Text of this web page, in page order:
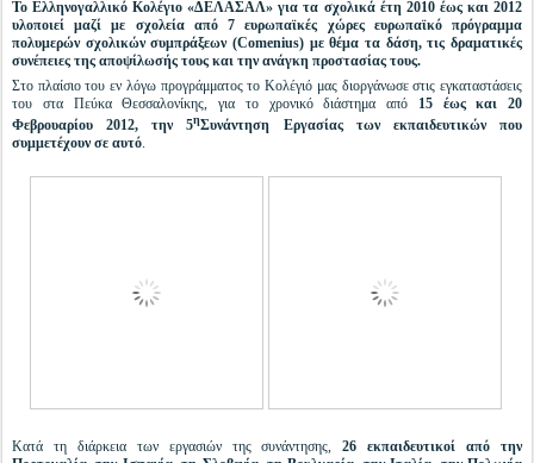
Το Ελληνογαλλικό Κολέγιο «ΔΕΛΑΣΑΛ» για τα σχολικά έτη 2010 έως και 2012
υλοποιεί μαζί με σχολεία από 7 ευρωπαϊκές χώρες ευρωπαϊκό πρόγραμμα
πολυμερών σχολικών συμπράξεων (Comenius) με θέμα τα δάση, τις δραματικές
συνέπειες της αποψίλωσής τους και την ανάγκη προστασίας τους.
Στο πλαίσιο του εν λόγω προγράμματος το Κολέγιό μας διοργάνωσε στις εγκαταστάσεις
του στα Πεύκα Θεσσαλονίκης, για το χρονικό διάστημα από 15 έως και 20
Φεβρουαρίου 2012, την 5ηΣυνάντηση Εργασίας των εκπαιδευτικών που
συμμετέχουν σε αυτό.
Κατά τη διάρκεια των εργασιών της συνάντησης,26 εκπαιδευτικοί από την